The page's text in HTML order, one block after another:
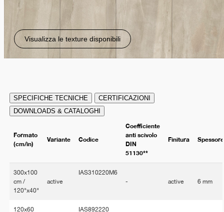
Visualizza le texture disponibili
SPECIFICHE TECNICHE
CERTIFICAZIONI
DOWNLOADS & CATALOGHI
Formato
(cm/in)
Variante Codice
Coefficiente
anti scivolo
DIN
51130**
Finitura Spessore
300x100
cm /
120"x40"
active
IAS310220M6
-
active 6 mm
120x60
IAS892220